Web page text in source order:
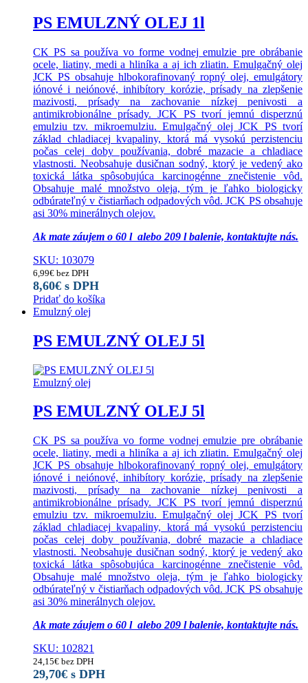
PS EMULZNÝ OLEJ 1l
CK PS sa používa vo forme vodnej emulzie pre obrábanie
ocele, liatiny, medi a hliníka a aj ich zliatin. Emulgačný olej
JCK PS obsahuje hlbokorafinovaný ropný olej, emulgátory
iónové i neiónové, inhibítory korózie, prísady na zlepšenie
mazivosti, prísady na zachovanie nízkej penivosti a
antimikrobionálne prísady. JCK PS tvorí jemnú disperznú
emulziu tzv. mikroemulziu. Emulgačný olej JCK PS tvorí
základ chladiacej kvapaliny, ktorá má vysokú perzistenciu
počas celej doby používania, dobré mazacie a chladiace
vlastnosti. Neobsahuje dusičnan sodný, ktorý je vedený ako
toxická látka spôsobujúca karcinogénne znečistenie vôd.
Obsahuje malé množstvo oleja, tým je ľahko biologicky
odbúrateľný v čistiarňach odpadových vôd. JCK PS obsahuje
asi 30% minerálnych olejov.
Ak mate záujem o 60 l alebo 209 l balenie, kontaktujte nás.
SKU: 103079
6,99€ bez DPH
8,60€ s DPH
Pridať do košíka
Emulzný olej
PS EMULZNÝ OLEJ 5l
Emulzný olej
PS EMULZNÝ OLEJ 5l
CK PS sa používa vo forme vodnej emulzie pre obrábanie
ocele, liatiny, medi a hliníka a aj ich zliatin. Emulgačný olej
JCK PS obsahuje hlbokorafinovaný ropný olej, emulgátory
iónové i neiónové, inhibítory korózie, prísady na zlepšenie
mazivosti, prísady na zachovanie nízkej penivosti a
antimikrobionálne prísady. JCK PS tvorí jemnú disperznú
emulziu tzv. mikroemulziu. Emulgačný olej JCK PS tvorí
základ chladiacej kvapaliny, ktorá má vysokú perzistenciu
počas celej doby používania, dobré mazacie a chladiace
vlastnosti. Neobsahuje dusičnan sodný, ktorý je vedený ako
toxická látka spôsobujúca karcinogénne znečistenie vôd.
Obsahuje malé množstvo oleja, tým je ľahko biologicky
odbúrateľný v čistiarňach odpadových vôd. JCK PS obsahuje
asi 30% minerálnych olejov.
Ak mate záujem o 60 l alebo 209 l balenie, kontaktujte nás.
SKU: 102821
24,15€ bez DPH
29,70€ s DPH